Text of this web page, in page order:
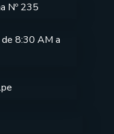
Nº 235
de 8:30 AM a